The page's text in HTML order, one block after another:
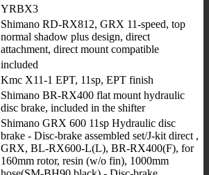
YRBX3
Shimano RD-RX812, GRX 11-speed, top
normal shadow plus design, direct
attachment, direct mount compatible
included
Kmc X11-1 EPT, 11sp, EPT finish
Shimano BR-RX400 flat mount hydraulic
disc brake, included in the shifter
Shimano GRX 600 11sp Hydraulic disc
brake - Disc-brake assembled set/J-kit direct ,
GRX, BL-RX600-L(L), BR-RX400(F), for
160mm rotor, resin (w/o fin), 1000mm